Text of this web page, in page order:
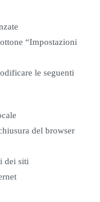
“Impostazioni
le seguenti
del browser
dei siti